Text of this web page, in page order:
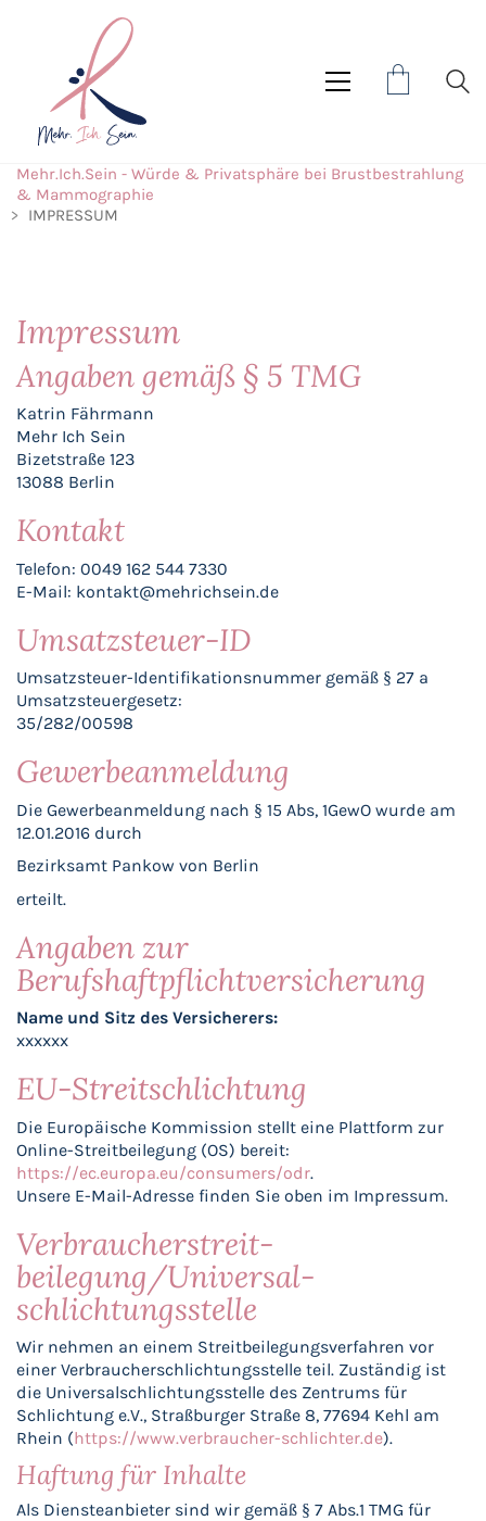
Mehr.Ich.Sein - Würde & Privatsphäre bei Brustbestrahlung
& Mammographie
> IMPRESSUM
Impressum
Angaben gemäß § 5 TMG
Katrin Fährmann
Mehr Ich Sein
Bizetstraße 123
13088 Berlin
Kontakt
Telefon: 0049 162 544 7330
E-Mail: kontakt@mehrichsein.de
Umsatzsteuer-ID
Umsatzsteuer-Identifikationsnummer gemäß § 27 a
Umsatzsteuergesetz:
35/282/00598
Gewerbeanmeldung
Die Gewerbeanmeldung nach § 15 Abs, 1GewO wurde am
12.01.2016 durch
Bezirksamt Pankow von Berlin
erteilt.
Angaben zur
Berufshaftpflichtversicherung
Name und Sitz des Versicherers:
xxxxxx
EU-Streitschlichtung
Die Europäische Kommission stellt eine Plattform zur
Online-Streitbeilegung (OS) bereit:
https://ec.europa.eu/consumers/odr.
Unsere E-Mail-Adresse finden Sie oben im Impressum.
Verbraucher­streit­
beilegung/Universal­
schlichtungs­stelle
Wir nehmen an einem Streitbeilegungsverfahren vor
einer Verbraucherschlichtungsstelle teil. Zuständig ist
die Universalschlichtungsstelle des Zentrums für
Schlichtung e.V., Straßburger Straße 8, 77694 Kehl am
Rhein (https://www.verbraucher-schlichter.de).
Haftung für Inhalte
Als Diensteanbieter sind wir gemäß § 7 Abs.1 TMG für